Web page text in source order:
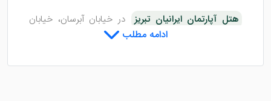
هتل آپارتمان ایرانیان تبریز در خیابان آبرسان، خیابان
ادامه مطلب